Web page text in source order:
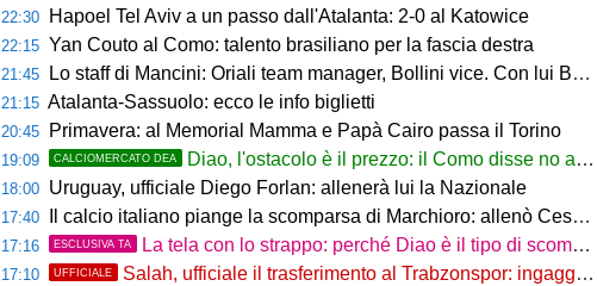
22:30 Hapoel Tel Aviv a un passo dall'Atalanta: 2-0 al Katowice
22:15 Yan Couto al Como: talento brasiliano per la fascia destra
21:45 Lo staff di Mancini: Oriali team manager, Bollini vice. Con lui Bonucci, Gagliardi e Maccarone
21:15 Atalanta-Sassuolo: ecco le info biglietti
20:45 Primavera: al Memorial Mamma e Papà Cairo passa il Torino
19:09 CALCIOMERCATO DEA Diao, l'ostacolo è il prezzo: il Como disse no a 60 milioni
18:00 Uruguay, ufficiale Diego Forlan: allenerà lui la Nazionale
17:40 Il calcio italiano piange la scomparsa di Marchioro: allenò Cesena e Milan
17:16 ESCLUSIVA TA La tela con lo strappo: perché Diao è il tipo di scommessa che Giuntoli ama
17:10 UFFICIALE Salah, ufficiale il trasferimento al Trabzonspor: ingaggio mostruoso